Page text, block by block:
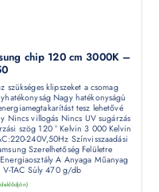
chip 120 cm 3000K –
szükséges klipszeket a csomag
Nagy hatékonyságú
tesz lehetővé
Nincs villogás Nincs UV sugárzás
szög 120 ° Kelvin 3 000 Kelvin
240V,50Hz Színvisszaadási
Szerelhetőség Felületre
A Anyaga Műanyag
V-TAC Súly 470 g/db